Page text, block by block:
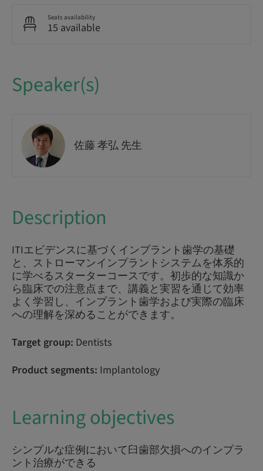
Seats availability
15 available
Speaker(s)
佐藤 孝弘 先生
Description
ITIエビデンスに基づくインプラント歯学の基礎
と、ストローマンインプラントシステムを体系的
に学べるスターターコースです。初歩的な知識か
ら臨床での注意点まで、講義と実習を通じて効率
よく学習し、インプラント歯学および実際の臨床
への理解を深めることができます。
Target group: Dentists
Product segments: Implantology
Learning objectives
シンプルな症例において臼歯部欠損へのインプラ
ント治療ができる